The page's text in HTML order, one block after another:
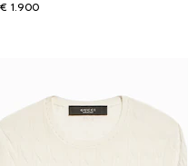
€ 1.900